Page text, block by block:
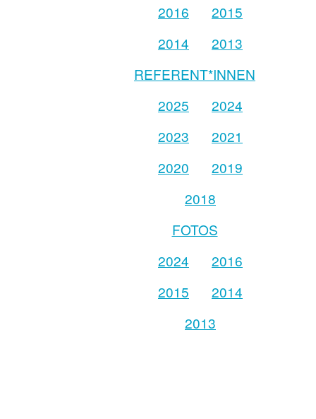
2016
2015
2014
2013
REFERENT*INNEN
2025
2024
2023
2021
2020
2019
2018
FOTOS
2024
2016
2015
2014
2013